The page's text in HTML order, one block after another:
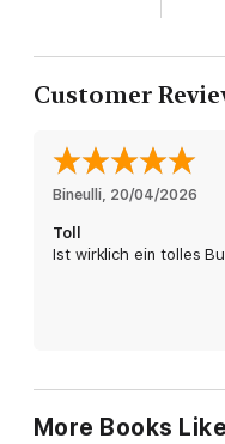
bedeuten würde, habe
Privatjet. Der grausame
wäre wohl die
Customer
Bineulli, 20/04/2026
Toll
Ist wirklich ein tolles
More Books